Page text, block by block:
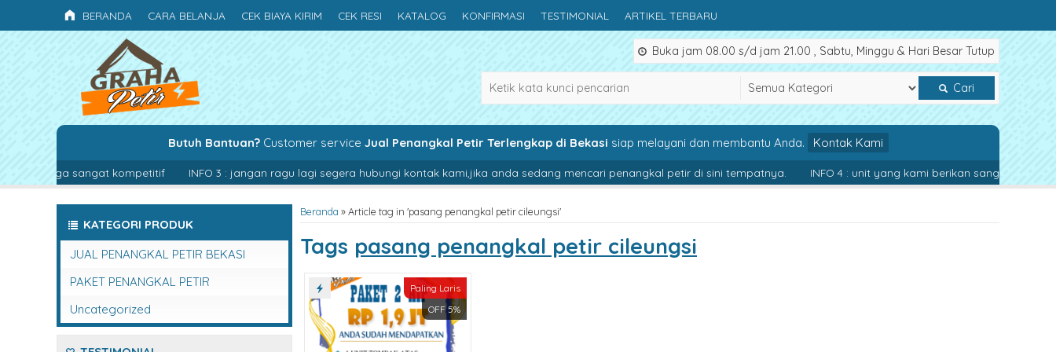
BERANDA CARA BELANJA CEK BIAYA KIRIM CEK RESI KATALOG KONFIRMASI TESTIMONIAL ARTIKEL TERBARU
Buka jam 08.00 s/d jam 21.00 , Sabtu, Minggu & Hari Besar Tutup
Cari
Butuh Bantuan?Customer service Jual Penangkal Petir Terlengkap di Bekasi siap melayani dan membantu Anda. Kontak Kami
harga sangat kompetitif INFO 3 : jangan ragu lagi segera hubungi kontak kami,jika anda sedang mencari penangkal petir di sini tempatnya. INFO 4 : unit yang kami berikan sangat bagus
Beranda »Article tag in 'pasang penangkal petir cileungsi'
Tags pasang penangkal petir cileungsi
Paling Laris
OFF 5%
KATEGORI PRODUK
JUAL PENANGKAL PETIR BEKASI
PAKET PENANGKAL PETIR
Uncategorized